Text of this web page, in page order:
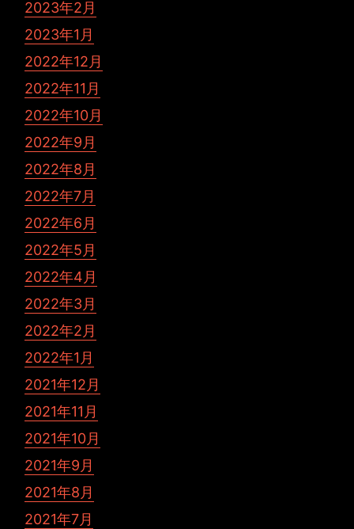
2023年2月
2023年1月
2022年12月
2022年11月
2022年10月
2022年9月
2022年8月
2022年7月
2022年6月
2022年5月
2022年4月
2022年3月
2022年2月
2022年1月
2021年12月
2021年11月
2021年10月
2021年9月
2021年8月
2021年7月